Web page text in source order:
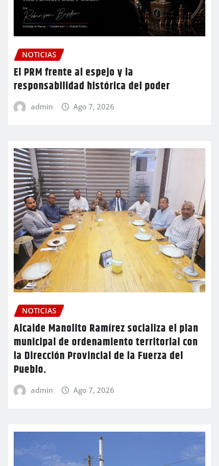
NOTICIAS
El PRM frente al espejo y la
responsabilidad histórica del poder
admin Ago 7, 2026
NOTICIAS
Alcalde Manolito Ramírez socializa el plan
municipal de ordenamiento territorial con
la Dirección Provincial de la Fuerza del
Pueblo.
admin Ago 7, 2026